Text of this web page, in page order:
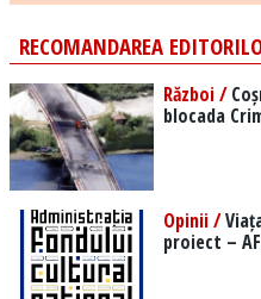
RECOMANDAREA
Război /
blocada
Opinii /
proiect –